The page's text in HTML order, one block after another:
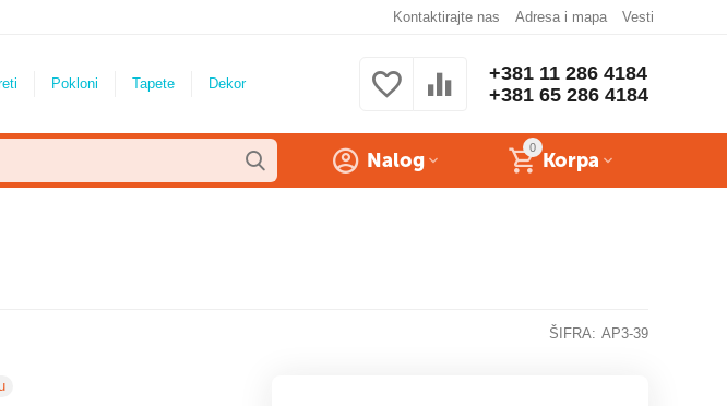
Kontaktirajte nas Adresa i mapa Vesti
Pokloni Tapete Dekor
+381 11 286 4184
+381 65 286 4184
0
Korpa
Nalog
ŠIFRA: AP3-39